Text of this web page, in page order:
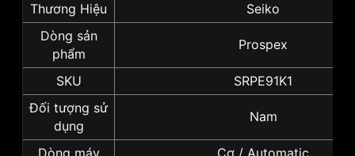
Thương Hiệu
Seiko
Dòng sản
phẩm
Prospex
SKU
SRPE91K1
Đối tượng sử
dụng
Nam